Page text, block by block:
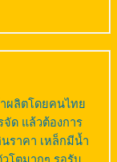
ผลิตโดยคนไทย
ด แล้วต้องการ
ราคา เหล็กมีน้ำ